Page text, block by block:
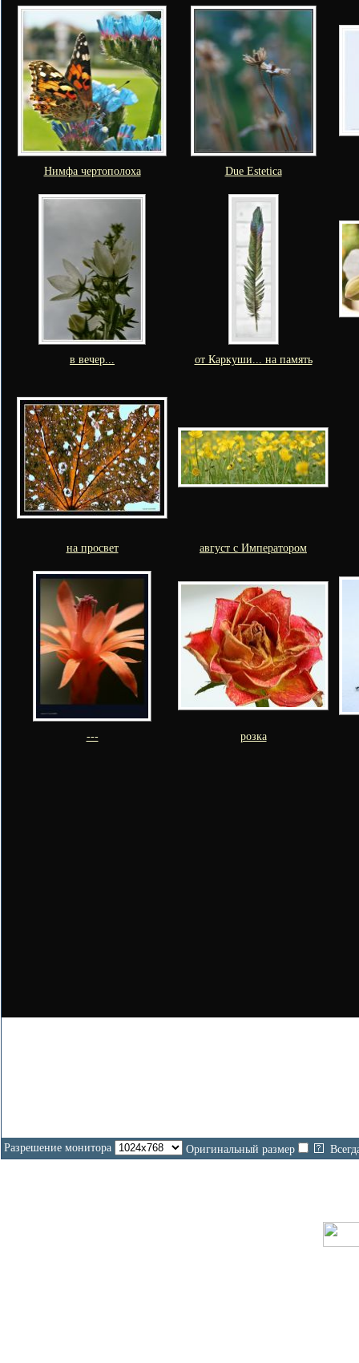
Нимфа чертополоха Due Estetica
в вечер... от Каркуши... на память
на просвет август с Императором
--- розка
Разрешение монитора Оригинальный размер